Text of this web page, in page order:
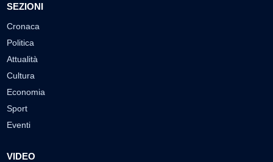
SEZIONI
Cronaca
Politica
Attualità
Cultura
Economia
Sport
Eventi
VIDEO